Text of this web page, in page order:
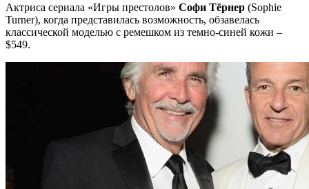
Актриса сериала «Игры престолов» Софи Тёрнер (Sophie
Turner), когда представилась возможность, обзавелась
классической моделью с ремешком из темно-синей кожи –
$549.